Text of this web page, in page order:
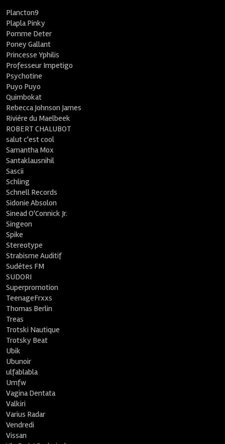
Plancton9
Plapla Pinky
Pomme Deter
Poney Gallant
Princesse Yphilis
Professeur Impetigo
Psychotine
Puyo Puyo
Quimbokat
Rebecca Johnson James
Rivière du Maelbeek
ROBERT CHALUBOT
salut c'est cool
Samantha Mox
Santaklausnihil
Sascii
Schling
Schnell Records
Sidonie Absolon
Sinead O'Connick Jr.
Singeon
Spike
Stereotype
Strabisme Auditif
Sudètes FM
SUDORI
Superpromotion
TeenageFrxxs
Thomas Berlin
Treas
Trotski Nautique
Trotsky Beat
Ubik
Ubunoir
ulfablabla
Umfw
Vagina Dentata
Valkiri
Varius Radar
Vendredi
Vissan